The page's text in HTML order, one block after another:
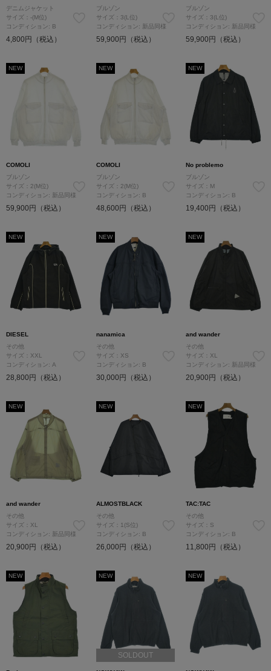
デニムジャケット
サイズ：-(M位)
コンディション: B
4,800円（税込）
ブルゾン
サイズ：3(L位)
コンディション: 新品同様
59,900円（税込）
ブルゾン
サイズ：3(L位)
コンディション: 新品同様
59,900円（税込）
NEW
COMOLI
ブルゾン
サイズ：2(M位)
コンディション: 新品同様
59,900円（税込）
NEW
COMOLI
ブルゾン
サイズ：2(M位)
コンディション: B
48,600円（税込）
NEW
No problemo
ブルゾン
サイズ：M
コンディション: B
19,400円（税込）
NEW
DIESEL
その他
サイズ：XXL
コンディション: A
28,800円（税込）
NEW
nanamica
その他
サイズ：XS
コンディション: B
30,000円（税込）
NEW
and wander
その他
サイズ：XL
コンディション: 新品同様
20,900円（税込）
NEW
and wander
その他
サイズ：XL
コンディション: 新品同様
20,900円（税込）
NEW
ALMOSTBLACK
その他
サイズ：1(S位)
コンディション: B
26,000円（税込）
NEW
TAC:TAC
その他
サイズ：S
コンディション: B
11,800円（税込）
NEW NEW
SOLDOUT
NEW